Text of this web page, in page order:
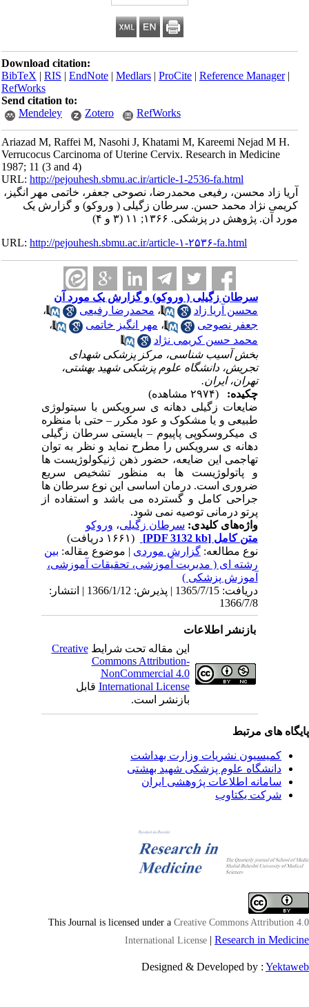
Download citation:
BibTeX|RIS|EndNote|Medlars|ProCite|Reference Manager
RefWorks
Send citation to:
Mendeley
Zotero RefWorks
Ariazad M, Raffei M, Nasohi J, Khatami M, Kareemi Nejad M H.
Verrucocus Carcinoma of Uterine Cervix. Research in Medicine
1987; 11 (3 and 4)
URL:http://pejouhesh.sbmu.ac.ir/article-1-2536-fa.html
آریا زاد محسن، رفیعی محمدرضا، نصوحی جعفر، خاتمی مهر انگیز،
کریمی نژاد محمد حسن. سرطان زگیلی ( وروکو) و گزارش یک
مورد آن. پژوهش در پزشکی. ۱۳۶۶; ۱۱ (۳ و ۴)
URL:http://pejouhesh.sbmu.ac.ir/article-۱-۲۵۳۶-fa.html
سرطان زگیلی ( وروکو) و گزارش یک مورد آن
محسن آریا زاد
،محمدرضا رفیعی
،
جعفر نصوحی
،مهر انگیز خاتمی
،
محمد حسن کریمی نژاد
بخش آسیب شناسی، مرکز پزشکی شهدای
تجریش، دانشگاه علوم پزشکی شهید بهشتی،
تهران، ایران.
چکیده:
ضایعات زگیلی دهانه ی سرویکس با سیتولوژی
طبیعی و یا مشکوک و عود مکرر – حتی با منظره
ی میکروسکوپی پاپیوم – بایستی سرطان زگیلی
دهانه ی سرویکس را مطرح نماید و نظر به توان
تهاجمی این ضایعه، حضور ذهن ژنیکولوژیست ها
و پاتولوژیست ها به منظور تشخیص سریع
ضروری است. درمان اساسی این نوع سرطان ها
جراحی کامل و گسترده می باشد و استفاده از
پرتو درمانی توصیه نمی شود.
واژه‌های کلیدی:سرطان زگیلی،وروکو
متن کامل[PDF 3132 kb]
نوع مطالعه:گزارش موردی| موضوع مقاله:بین
رشته ای ( مدیریت آموزشی، تحقیقات آموزشی،
آموزش پزشکی )
دریافت: 1365/7/15 | پذیرش: 1366/1/12 | انتشار:
1366/7/8
بازنشر اطلاعات
این مقاله تحت شرایطCreative
Commons Attribution-
NonCommercial 4.0
International Licenseقابل
بازنشر است.
های مرتبط
کمیسیون نشریات وزارت بهداشت
دانشگاه علوم پزشکی شهید بهشتی
سامانه اطلاعات پژوهشی ایران
شرکت یکتاوب
This Journal is licensed under aCreative Commons Attribution
International License |Research in
Designed & Developed by :